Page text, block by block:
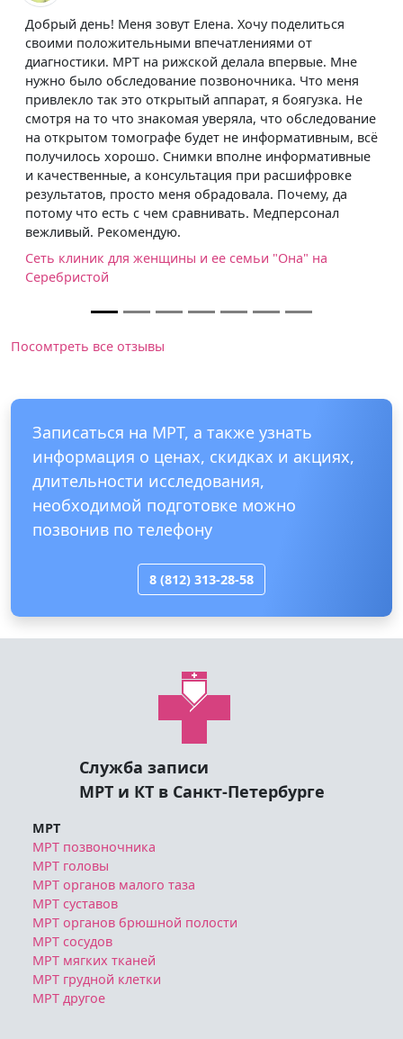
Елена. Хочу поделиться
впечатлениями от
делала впервые. Мне
позвоночника. Что меня
аппарат, я боягузка. Не
уверяла, что обследование
будет не информативным, всё
вполне информативные
при расшифровке
обрадовала. Почему, да
Медперсонал
и ее семьи "Она" на
заняло примерно 40
Клиника "Скандинавия"
Посомтреть все отзывы
Записаться на МРТ, а также узнать
информация о ценах, скидках и акциях,
длительности исследования,
необходимой подготовке можно
позвонив по телефону
8 (812) 313-28-58
Служба записи
МРТ и КТ в Санкт-Петербурге
МРТ
МРТ позвоночника
МРТ головы
МРТ органов малого таза
МРТ суставов
МРТ органов брюшной полости
МРТ сосудов
МРТ мягких тканей
МРТ грудной клетки
МРТ другое